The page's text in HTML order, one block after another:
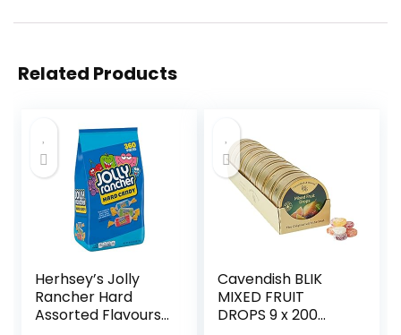
Related Products
Herhsey’s Jolly
Rancher Hard
Assorted Flavours
Cavendish BLIK
MIXED FRUIT
DROPS 9 x 200